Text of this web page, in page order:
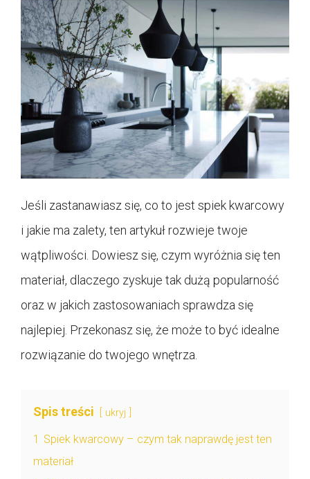
Jeśli zastanawiasz się, co to jest spiek kwarcowy
i jakie ma zalety, ten artykuł rozwieje twoje
wątpliwości. Dowiesz się, czym wyróżnia się ten
materiał, dlaczego zyskuje tak dużą popularność
oraz w jakich zastosowaniach sprawdza się
najlepiej. Przekonasz się, że może to być idealne
rozwiązanie do twojego wnętrza.
Spis treści ukryj
1 Spiek kwarcowy – czym tak naprawdę jest ten
materiał